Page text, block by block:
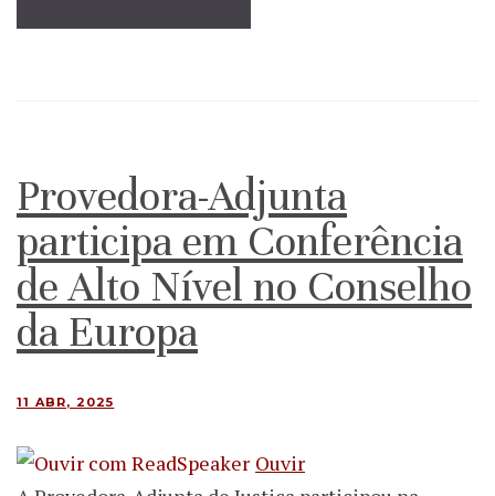
Provedora-Adjunta
participa em Conferência
de Alto Nível no Conselho
da Europa
11 ABR, 2025
Ouvir